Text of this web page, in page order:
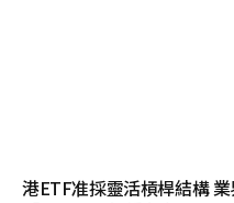
港ETF准採靈活槓桿結構